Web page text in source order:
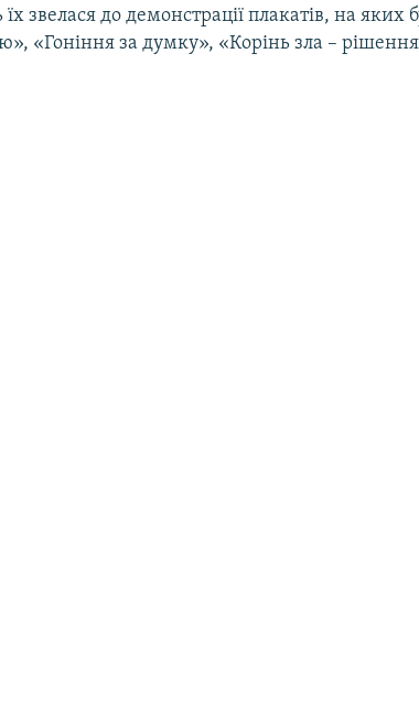
звелася до демонстрації плакатів, на яких
«Гоніння за думку», «Корінь зла –